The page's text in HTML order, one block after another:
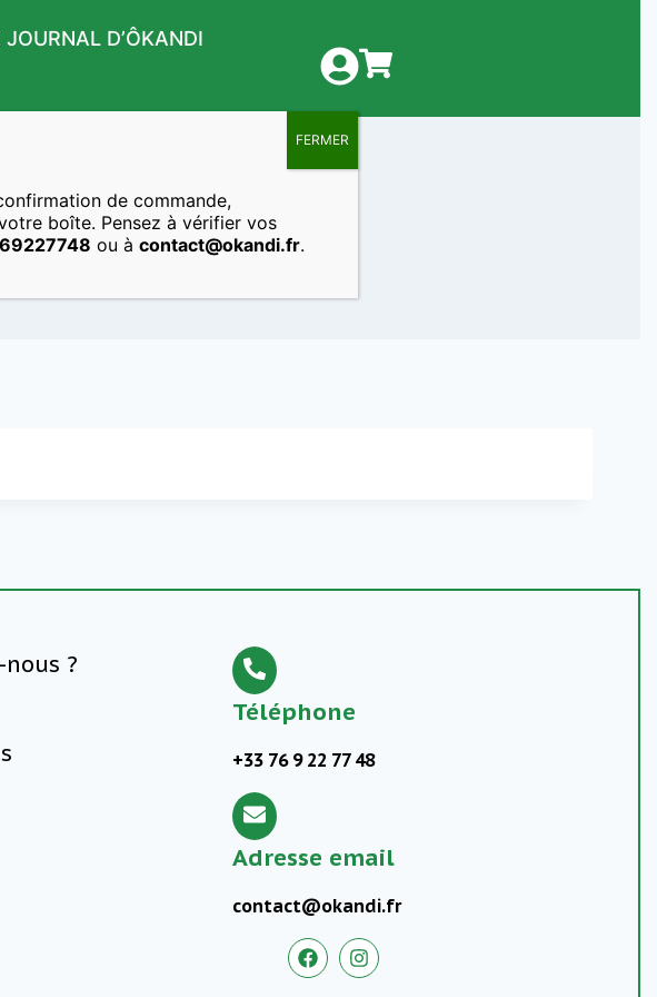
JOURNAL D’ÔKANDI
?
Téléphone
+33 76 9 22 77 48
Adresse email
contact@okandi.fr
de commande,
boîte. Pensez à vérifier vos
ou à contact@okandi.fr.
FERMER